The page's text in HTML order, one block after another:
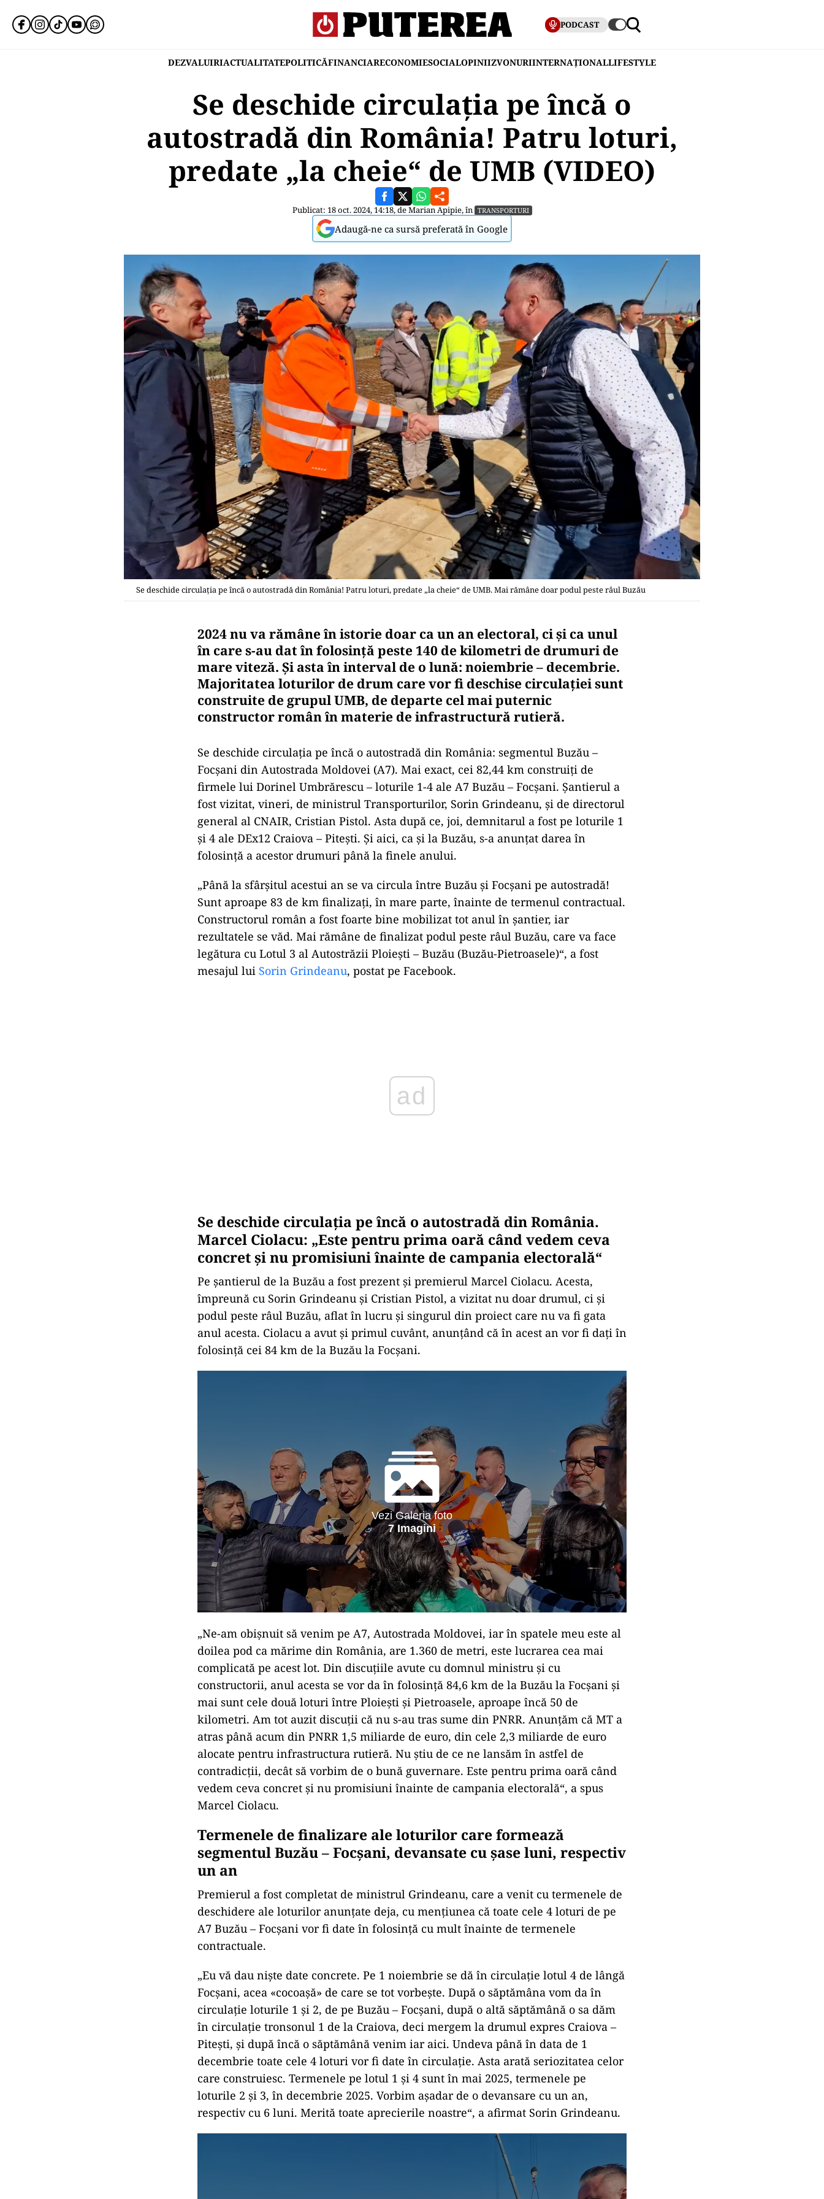
PODCAST
DEZVALUIRIACTUALITATEPOLITICĂFINANCIARECONOMIESOCIALOPINIIZVONURIINTERNAȚIONALLIFESTYLE
Se deschide circulația pe încă o
autostradă din România! Patru loturi,
predate „la cheie“ de UMB (VIDEO)
Publicat: 18 oct. 2024, 14:18, deMarian Apipie, în TRANSPORTURI
Adaugă-ne ca sursă preferată în Google
Se deschide circulația pe încă o autostradă din România! Patru loturi, predate „la cheie“ de UMB. Mai rămâne doar podul peste râul Buzău
2024 nu va rămâne în istorie doar ca un an electoral, ci și ca unul
în care s-au dat în folosință peste 140 de kilometri de drumuri de
mare viteză. Și asta în interval de o lună: noiembrie – decembrie.
Majoritatea loturilor de drum care vor fi deschise circulației sunt
construite de grupul UMB, de departe cel mai puternic
constructor român în materie de infrastructură rutieră.
Se deschide circulația pe încă o autostradă din România: segmentul Buzău –
Focşani din Autostrada Moldovei (A7). Mai exact, cei 82,44 km construiți de
firmele lui Dorinel Umbrărescu – loturile 1-4 ale A7 Buzău – Focșani. Șantierul a
fost vizitat, vineri, de ministrul Transporturilor, Sorin Grindeanu, și de directorul
general al CNAIR, Cristian Pistol. Asta după ce, joi, demnitarul a fost pe loturile 1
și 4 ale DEx12 Craiova – Pitești. Și aici, ca și la Buzău, s-a anunțat darea în
folosință a acestor drumuri până la finele anului.
„Până la sfârșitul acestui an se va circula între Buzău și Focșani pe autostradă!
Sunt aproape 83 de km finalizați, în mare parte, înainte de termenul contractual.
Constructorul român a fost foarte bine mobilizat tot anul în șantier, iar
rezultatele se văd. Mai rămâne de finalizat podul peste râul Buzău, care va face
legătura cu Lotul 3 al Autostrăzii Ploiești – Buzău (Buzău-Pietroasele)“, a fost
mesajul lui Sorin Grindeanu, postat pe Facebook.
ad
Se deschide circulația pe încă o autostradă din România.
Marcel Ciolacu: „Este pentru prima oară când vedem ceva
concret și nu promisiuni înainte de campania electorală“
Pe șantierul de la Buzău a fost prezent și premierul Marcel Ciolacu. Acesta,
împreună cu Sorin Grindeanu și Cristian Pistol, a vizitat nu doar drumul, ci și
podul peste râul Buzău, aflat în lucru și singurul din proiect care nu va fi gata
anul acesta. Ciolacu a avut și primul cuvânt, anunțând că în acest an vor fi dați în
folosință cei 84 km de la Buzău la Focșani.
Vezi Galeria foto
7 Imagini
„Ne-am obișnuit să venim pe A7, Autostrada Moldovei, iar în spatele meu este al
doilea pod ca mărime din România, are 1.360 de metri, este lucrarea cea mai
complicată pe acest lot. Din discuțiile avute cu domnul ministru și cu
constructorii, anul acesta se vor da în folosință 84,6 km de la Buzău la Focșani și
mai sunt cele două loturi între Ploiești și Pietroasele, aproape încă 50 de
kilometri. Am tot auzit discuții că nu s-au tras sume din PNRR. Anunțăm că MT a
atras până acum din PNRR 1,5 miliarde de euro, din cele 2,3 miliarde de euro
alocate pentru infrastructura rutieră. Nu știu de ce ne lansăm în astfel de
contradicții, decât să vorbim de o bună guvernare. Este pentru prima oară când
vedem ceva concret și nu promisiuni înainte de campania electorală“, a spus
Marcel Ciolacu.
Termenele de finalizare ale loturilor care formează
segmentul Buzău – Focșani, devansate cu șase luni, respectiv
un an
Premierul a fost completat de ministrul Grindeanu, care a venit cu termenele de
deschidere ale loturilor anunțate deja, cu mențiunea că toate cele 4 loturi de pe
A7 Buzău – Focșani vor fi date în folosință cu mult înainte de termenele
contractuale.
„Eu vă dau niște date concrete. Pe 1 noiembrie se dă în circulație lotul 4 de lângă
Focșani, acea «cocoașă» de care se tot vorbește. După o săptămâna vom da în
circulație loturile 1 și 2, de pe Buzău – Focșani, după o altă săptămână o sa dăm
în circulație tronsonul 1 de la Craiova, deci mergem la drumul expres Craiova –
Pitești, și după încă o săptămână venim iar aici. Undeva până în data de 1
decembrie toate cele 4 loturi vor fi date în circulație. Asta arată seriozitatea celor
care construiesc. Termenele pe lotul 1 și 4 sunt în mai 2025, termenele pe
loturile 2 și 3, în decembrie 2025. Vorbim așadar de o devansare cu un an,
respectiv cu 6 luni. Merită toate aprecierile noastre“, a afirmat Sorin Grindeanu.